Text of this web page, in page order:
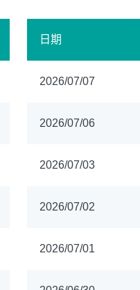
日期
2026/07/07
2026/07/06
2026/07/03
2026/07/02
2026/07/01